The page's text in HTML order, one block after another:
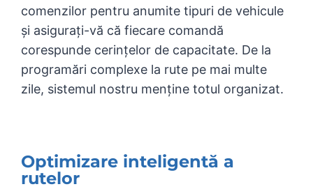
comenzilor pentru anumite tipuri de vehicule
și asigurați-vă că fiecare comandă
corespunde cerințelor de capacitate. De la
programări complexe la rute pe mai multe
zile, sistemul nostru menține totul organizat.
Optimizare inteligentă a
rutelor